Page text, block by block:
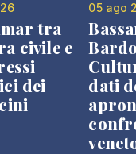
tra
civile e
dei
05 ago
dati